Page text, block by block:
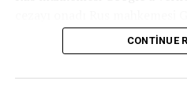
dolarlık cezayı onadı. RIA
bildirdiğine göre,
CONTINUE